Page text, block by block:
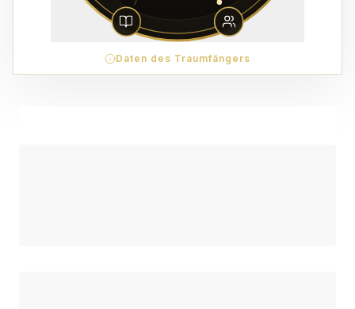
Daten des Traumfängers